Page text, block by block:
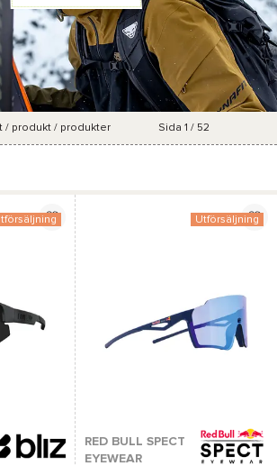
filter
/ produkt / produkter Sida 1 / 52
Utförsäljning
RED BULL SPECT
EYEWEAR